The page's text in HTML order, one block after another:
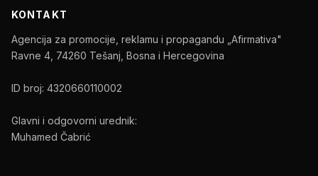
KONTAKT
Agencija za promocije, reklamu i propagandu „Afirmativa"
Ravne 4, 74260 Tešanj, Bosna i Hercegovina
ID broj: 4320660110002
Glavni i odgovorni urednik:
Muhamed Čabrić